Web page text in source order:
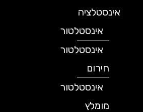
אינסטלציה
אינסטלטור
אינסטלטור
חירום
אינסטלטור
מומלץ